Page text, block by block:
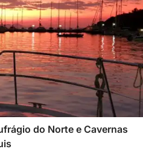
do Norte e Cavernas